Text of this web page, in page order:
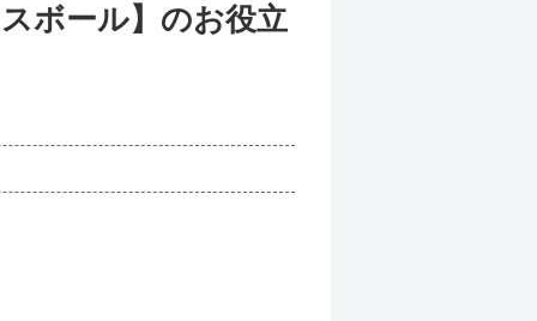
ボール】のお役立